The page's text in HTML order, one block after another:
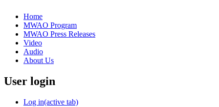
Home
MWAO Program
MWAO Press Releases
Video
Audio
About Us
User login
Log in(active tab)